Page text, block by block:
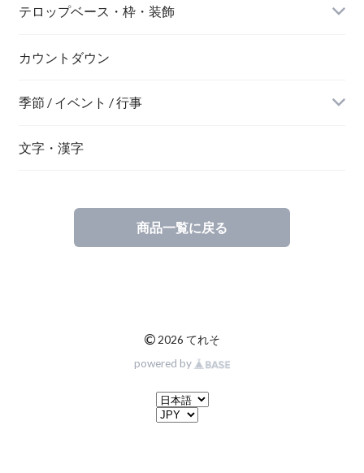
デジタル風
テロップベース・枠・装飾
ネオン風
カウントダウン
季節 / イベント / 行事
文字・漢字
商品一覧に戻る
©2026 てれそ
powered by